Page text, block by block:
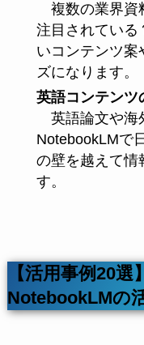
複数の業界資
注目されている
いコンテンツ案
ズになります。
英語コンテンツ
英語論文や海
NotebookLMで
の壁を越えて情
す。
【活用事例20
NotebookLMの